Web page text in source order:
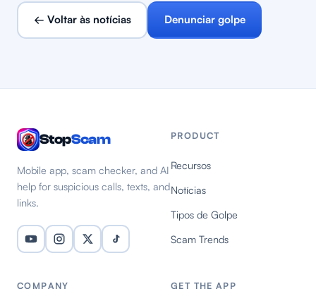
← Voltar às notícias Denunciar golpe
StopScam
Mobile app, scam checker, and AI
help for suspicious calls, texts, and
links.
PRODUCT
Recursos
Notícias
Tipos de Golpe
Scam Trends
COMPANY GET THE APP